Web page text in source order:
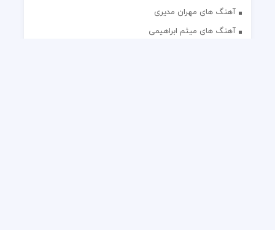
آهنگ های مهران مدیری
آهنگ های میثم ابراهیمی